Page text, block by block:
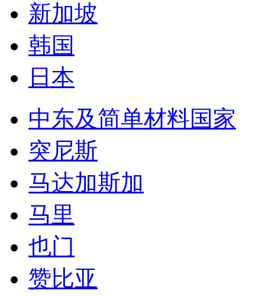
新加坡
韩国
日本
中东及简单材料国家
突尼斯
马达加斯加
马里
也门
赞比亚